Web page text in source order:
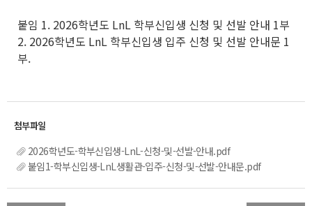
붙임 1. 2026학년도 LnL 학부신입생 신청 및 선발 안내 1부
2. 2026학년도 LnL 학부신입생 입주 신청 및 선발 안내문 1
부.
2026학년도-학부신입생-LnL-신청-및-선발-안내.pdf
붙임1-학부신입생-LnL생활관-입주-신청-및-선발-안내문.pdf